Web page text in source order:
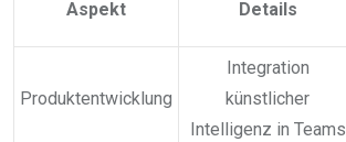
Aspekt Details
Produktentwicklung
Integration
künstlicher
Intelligenz in Teams